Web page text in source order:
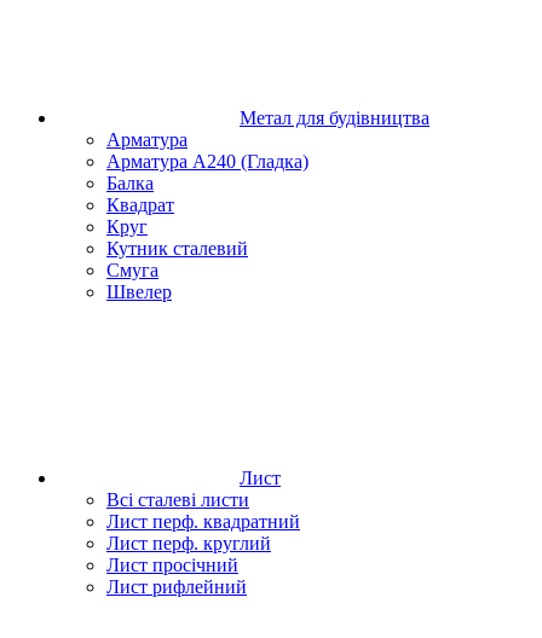
Метал для будівництва
Арматура
Арматура А240 (Гладка)
Балка
Квадрат
Круг
Кутник сталевий
Смуга
Швелер
Лист
Всі сталеві листи
Лист перф. квадратний
Лист перф. круглий
Лист просічний
Лист рифлейний